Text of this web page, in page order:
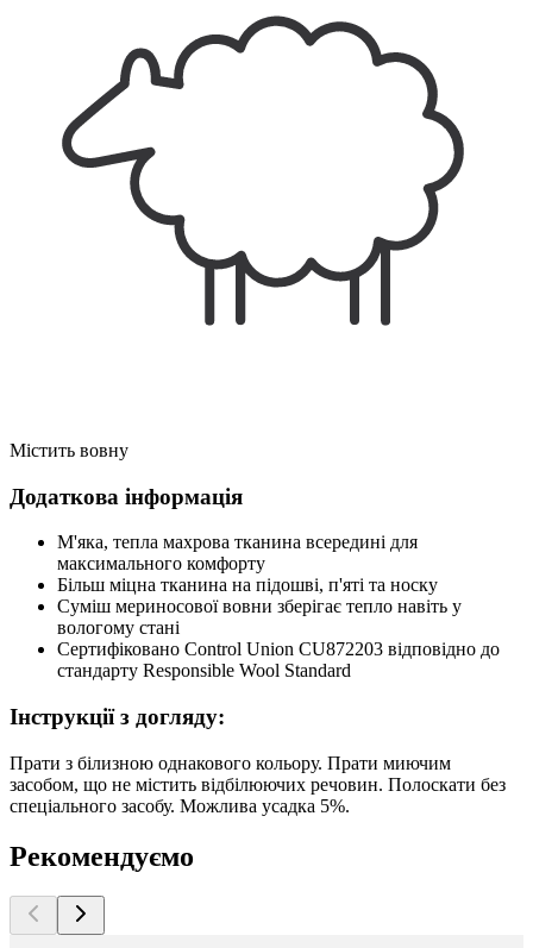
Містить вовну
Додаткова інформація
М'яка, тепла махрова тканина всередині для
максимального комфорту
Більш міцна тканина на підошві, п'яті та носку
Суміш мериносової вовни зберігає тепло навіть у
вологому стані
Сертифіковано Control Union CU872203 відповідно до
стандарту Responsible Wool Standard
Інструкції з догляду:
Прати з білизною однакового кольору. Прати миючим
засобом, що не містить відбілюючих речовин. Полоскати без
спеціального засобу. Можлива усадка 5%.
Рекомендуємо